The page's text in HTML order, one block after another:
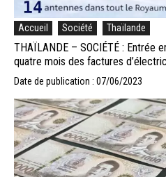
Accueil Société Thaïlande
THAÏLANDE – SOCIÉTÉ : Entrée
quatre mois des factures
Date de publication : 07/06/2023